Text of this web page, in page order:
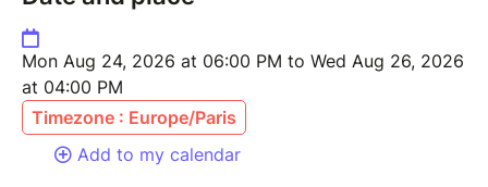
Mon Aug 24, 2026 at 06:00 PM to Wed Aug 26, 2026
at 04:00 PM
Timezone : Europe/Paris
Add to my calendar